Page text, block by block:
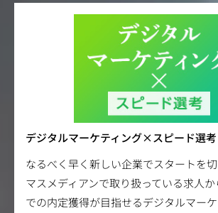
デジタルマーケティング×スピード選考
なるべく早く新しい企業でスタートを切
マスメディアンで取り扱っている求人
での内定獲得が目指せるデジタルマー